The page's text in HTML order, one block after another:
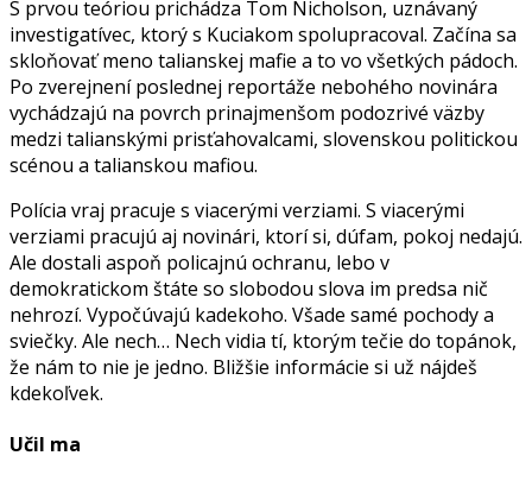
S prvou teóriou prichádza Tom Nicholson, uznávaný
investigatívec, ktorý s Kuciakom spolupracoval. Začína sa
skloňovať meno talianskej mafie a to vo všetkých pádoch.
Po zverejnení poslednej reportáže nebohého novinára
vychádzajú na povrch prinajmenšom podozrivé väzby
medzi talianskými prisťahovalcami, slovenskou politickou
scénou a talianskou mafiou.
Polícia vraj pracuje s viacerými verziami. S viacerými
verziami pracujú aj novinári, ktorí si, dúfam, pokoj nedajú.
Ale dostali aspoň policajnú ochranu, lebo v
demokratickom štáte so slobodou slova im predsa nič
nehrozí. Vypočúvajú kadekoho. Všade samé pochody a
sviečky. Ale nech… Nech vidia tí, ktorým tečie do topánok,
že nám to nie je jedno. Bližšie informácie si už nájdeš
kdekoľvek.
Učil ma